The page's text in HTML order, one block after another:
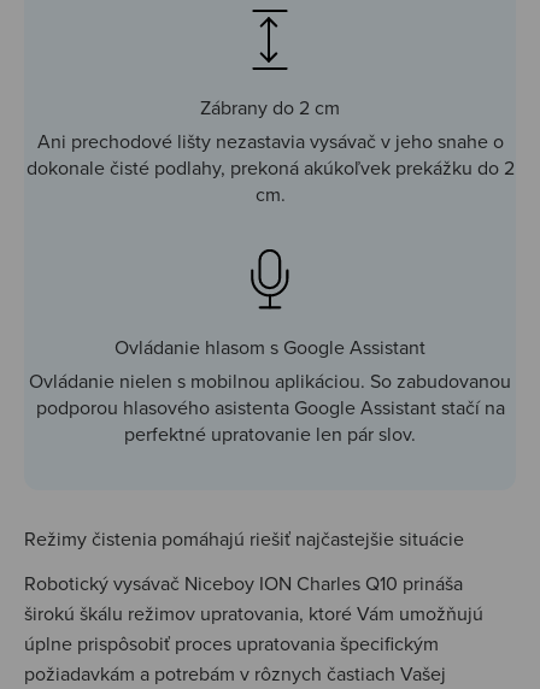
Zábrany do 2 cm
Ani prechodové lišty nezastavia vysávač v jeho snahe o
dokonale čisté podlahy, prekoná akúkoľvek prekážku do 2
cm.
Ovládanie hlasom s Google Assistant
Ovládanie nielen s mobilnou aplikáciou. So zabudovanou
podporou hlasového asistenta Google Assistant stačí na
perfektné upratovanie len pár slov.
Režimy čistenia pomáhajú riešiť najčastejšie situácie
Robotický vysávač Niceboy ION Charles Q10 prináša
širokú škálu režimov upratovania, ktoré Vám umožňujú
úplne prispôsobiť proces upratovania špecifickým
požiadavkám a potrebám v rôznych častiach Vašej